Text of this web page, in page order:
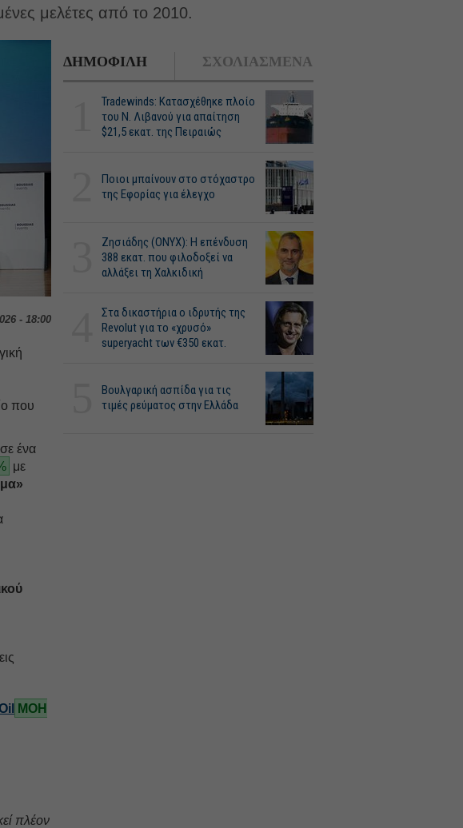
μελέτες από το 2010.
- 18:00
που
ένα
με
ΜΟΗ
πλέον
ΔΗΜΟΦΙΛΗ ΣΧΟΛΙΑΣΜΕΝΑ
Tradewinds: Κατασχέθηκε πλοίο
του Ν. Λιβανού για απαίτηση
$21,5 εκατ. της Πειραιώς
Ποιοι μπαίνουν στο στόχαστρο
της Εφορίας για έλεγχο
Ζησιάδης (ONYX): Η επένδυση
388 εκατ. που φιλοδοξεί να
αλλάξει τη Χαλκιδική
Στα δικαστήρια ο ιδρυτής της
Revolut για το «χρυσό»
superyacht των €350 εκατ.
Βουλγαρική ασπίδα για τις
τιμές ρεύματος στην Ελλάδα